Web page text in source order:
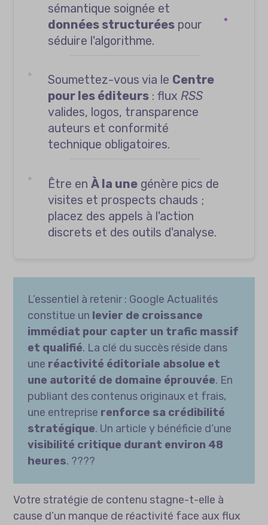
sémantique soignée et
données structurées pour
séduire l'algorithme.
Soumettez-vous via le Centre
pour les éditeurs : flux RSS
valides, logos, transparence
auteurs et conformité
technique obligatoires.
Être enÀ la une génère pics de
visites et prospects chauds ;
placez des appels à l'action
discrets et des outils d'analyse.
L’essentiel à retenir : Google Actualités
constitue un levier de croissance
immédiat pour capter un trafic massif
et qualifié. La clé du succès réside dans
une réactivité éditoriale absolue et
une autorité de domaine éprouvée. En
publiant des contenus originaux et frais,
une entreprise renforce sa crédibilité
stratégique. Un article y bénéficie d’une
visibilité critique durant environ 48
heures. ????
Votre stratégie de contenu stagne-t-elle à
cause d’un manque de réactivité face aux flux